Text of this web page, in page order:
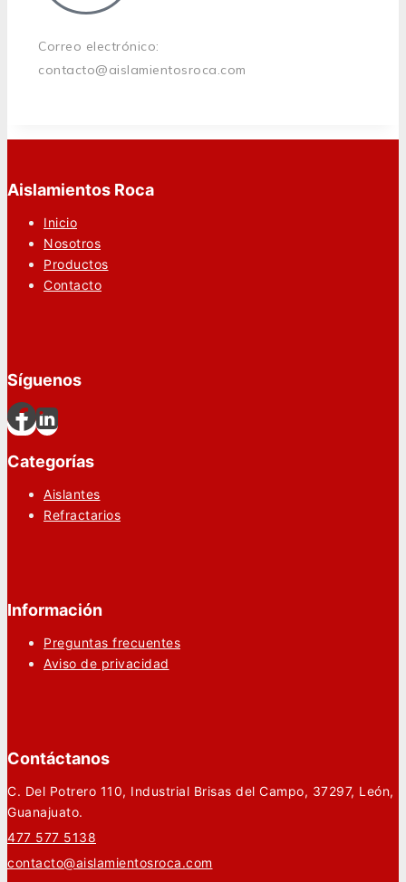
Correo electrónico:
contacto@aislamientosroca.com
Aislamientos Roca
Inicio
Nosotros
Productos
Contacto
Síguenos
Categorías
Aislantes
Refractarios
Información
Preguntas frecuentes
Aviso de privacidad
Contáctanos
C. Del Potrero 110, Industrial Brisas del Campo, 37297, León,
Guanajuato.
477 577 5138
contacto@aislamientosroca.com